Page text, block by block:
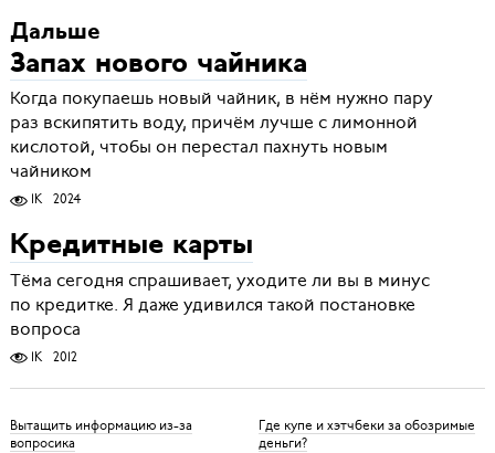
Дальше
Запах нового чайника
Когда покупаешь новый чайник, в нём нужно пару
раз вскипятить воду, причём лучше с лимонной
кислотой, чтобы он перестал пахнуть новым
чайником
1K 2024
Кредитные карты
Тёма сегодня спрашивает, уходите ли вы в минус
по кредитке. Я даже удивился такой постановке
вопроса
1K 2012
Вытащить информацию из-за
вопросика
Где купе и хэтчбеки за обозримые
деньги?